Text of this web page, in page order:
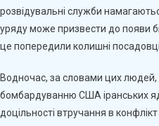
розвідувальні служби
уряду може призвести до появи
це попередили колишні
Водночас, за словами цих людей,
бомбардуванню США іранських
доцільності втручання в